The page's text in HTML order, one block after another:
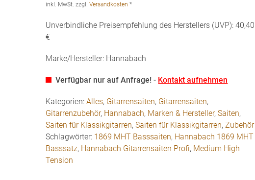
inkl. MwSt. zzgl.Versandkosten *
Unverbindliche Preisempfehlung des Herstellers (UVP): 40,40
€
Marke/Hersteller: Hannabach
Verfügbar nur auf Anfrage! - Kontakt aufnehmen
Kategorien:Alles, Gitarrensaiten, Gitarrensaiten,
Gitarrenzubehör, Hannabach, Marken & Hersteller,Saiten,
Saiten für Klassikgitarren,Saiten für Klassikgitarren,Zubehör
Schlagwörter: 1869 MHT Basssaiten, Hannabach 1869 MHT
Basssatz, Hannabach Gitarrensaiten Profi, Medium High
Tension